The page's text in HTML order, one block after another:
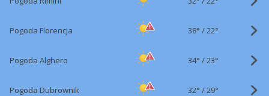
Pogoda Florencja 38° /22°
Pogoda Alghero 34° /23°
Pogoda Dubrownik 32° /29°